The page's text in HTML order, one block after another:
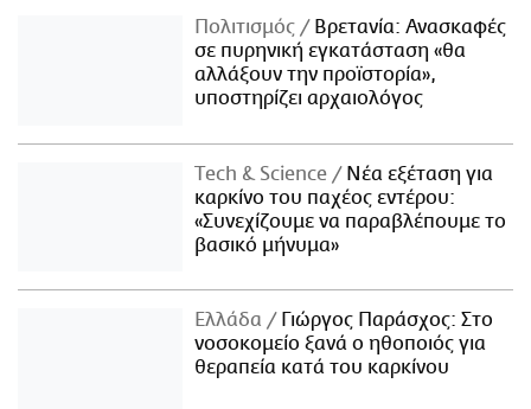
Πολιτισμός
Βρετανία: Ανασκαφές
σε πυρηνική εγκατάσταση «θα
αλλάξουν την προϊστορία»,
υποστηρίζει αρχαιολόγος
Τech & Science
Νέα εξέταση για
καρκίνο του παχέος εντέρου:
«Συνεχίζουμε να παραβλέπουμε το
βασικό μήνυμα»
Ελλάδα
Γιώργος Παράσχος: Στο
νοσοκομείο ξανά ο ηθοποιός για
θεραπεία κατά του καρκίνου